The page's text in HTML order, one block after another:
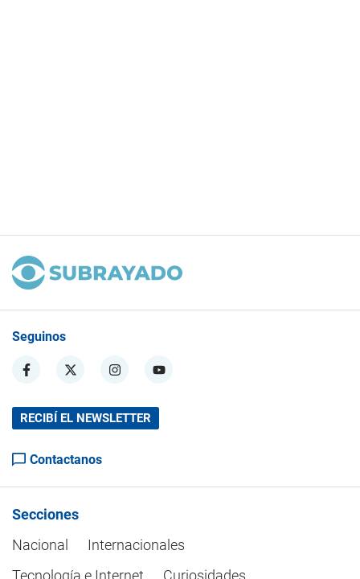
Seguinos
RECIBÍ EL NEWSLETTER
Contactanos
Secciones
Nacional
Internacionales
Tecnología e Internet
Curiosidades